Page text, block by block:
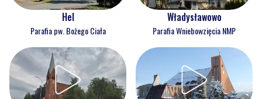
Hel
Parafia pw. Bożego Ciała
Władysławowo
Parafia Wniebowzięcia NMP